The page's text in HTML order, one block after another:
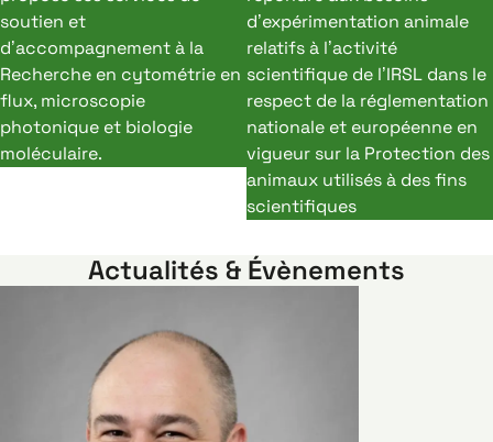
soutien et
d’accompagnement à la
Recherche en cytométrie en
flux, microscopie
photonique et biologie
moléculaire.
d’expérimentation animale
relatifs à l’activité
scientifique de l’IRSL dans le
respect de la réglementation
nationale et européenne en
vigueur sur la Protection des
animaux utilisés à des fins
scientifiques
Actualités & Évènements